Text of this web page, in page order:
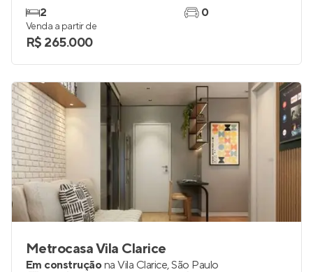
2
0
Venda a partir de
R$ 265.000
Metrocasa Vila Clarice
Em construçãona Vila Clarice,São Paulo